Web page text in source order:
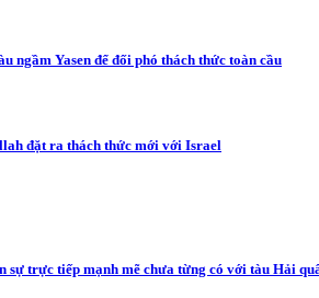
ngầm Yasen để đối phó thách thức toàn cầu
đặt ra thách thức mới với Israel
sự trực tiếp mạnh mẽ chưa từng có với tàu Hải